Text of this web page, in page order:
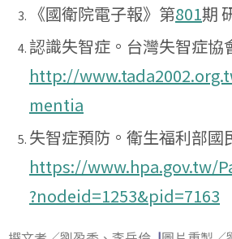
《國衛院電子報》第801期
認識失智症。台灣失智症協
http://
mentia
失智症預防。衛生福利部國
https://www.hpa.gov.tw/
?nodeid=1253&pid=7163